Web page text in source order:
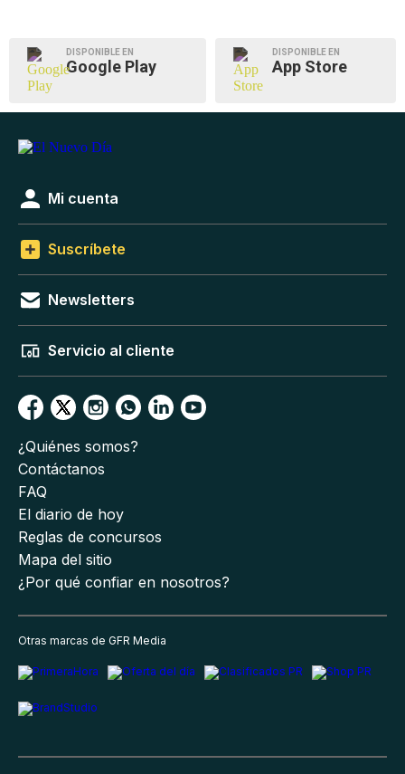
DISPONIBLE EN
Google Play
DISPONIBLE EN
App Store
Mi cuenta
Suscríbete
Newsletters
Servicio al cliente
¿Quiénes somos?
Contáctanos
FAQ
El diario de hoy
Reglas de concursos
Mapa del sitio
¿Por qué confiar en nosotros?
Otras marcas de GFR Media